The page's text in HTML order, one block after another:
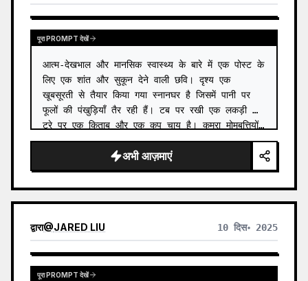
पूरा PROMPT देखें
आत्म-देखभाल और मानसिक स्वास्थ्य के बारे में एक पोस्ट के
लिए एक शांत और सुकून देने वाली छवि। दृश्य एक
खूबसूरती से तैयार किया गया स्नानघर है जिसमें पानी पर
फूलों की पंखुड़ियाँ तैर रही हैं। टब पर रखी एक लकड़ी की
ट्रे पर एक किताब और एक कप चाय है। कमरा मोमबत्तियों…
अभी आज़माएं
द्वारा@JARED LIU 10 दिस॰ 2025
पूरा PROMPT देखें